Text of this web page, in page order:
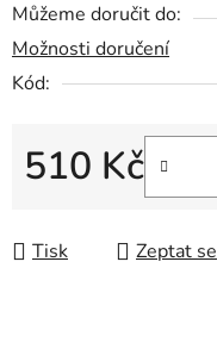
Můžeme doručit do:
Možnosti doručení
Kód:
510 Kč
Tisk Zeptat se